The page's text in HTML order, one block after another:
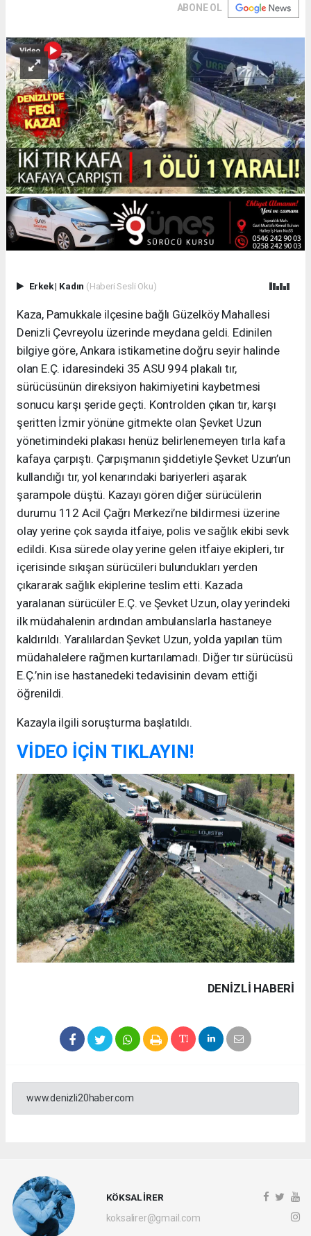
ABONE OL
Erkek| Kadın (Haberi Sesli Oku)
Kaza, Pamukkale ilçesine bağlı Güzelköy Mahallesi
Denizli Çevreyolu üzerinde meydana geldi. Edinilen
bilgiye göre, Ankara istikametine doğru seyir halinde
olan E.Ç. idaresindeki 35 ASU 994 plakalı tır,
sürücüsünün direksiyon hakimiyetini kaybetmesi
sonucu karşı şeride geçti. Kontrolden çıkan tır, karşı
şeritten İzmir yönüne gitmekte olan Şevket Uzun
yönetimindeki plakası henüz belirlenemeyen tırla kafa
kafaya çarpıştı. Çarpışmanın şiddetiyle Şevket Uzun’un
kullandığı tır, yol kenarındaki bariyerleri aşarak
şarampole düştü. Kazayı gören diğer sürücülerin
durumu 112 Acil Çağrı Merkezi’ne bildirmesi üzerine
olay yerine çok sayıda itfaiye, polis ve sağlık ekibi sevk
edildi. Kısa sürede olay yerine gelen itfaiye ekipleri, tır
içerisinde sıkışan sürücüleri bulundukları yerden
çıkararak sağlık ekiplerine teslim etti. Kazada
yaralanan sürücüler E.Ç. ve Şevket Uzun, olay yerindeki
ilk müdahalenin ardından ambulanslarla hastaneye
kaldırıldı. Yaralılardan Şevket Uzun, yolda yapılan tüm
müdahalelere rağmen kurtarılamadı. Diğer tır sürücüsü
E.Ç.’nin ise hastanedeki tedavisinin devam ettiği
öğrenildi.
Kazayla ilgili soruşturma başlatıldı.
VİDEO İÇİN TIKLAYIN!
DENIZLI HABERİ
www.denizli20haber.com
KÖKSAL İRER
koksalirer@gmail.com